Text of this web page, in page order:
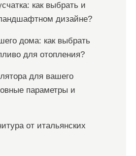
как выбрать и
дизайне?
дома: как выбрать
для отопления?
для вашего
параметры и
от итальянских